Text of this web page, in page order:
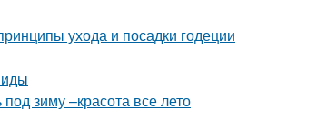
ухода и посадки годеции
зиму –красота все лето